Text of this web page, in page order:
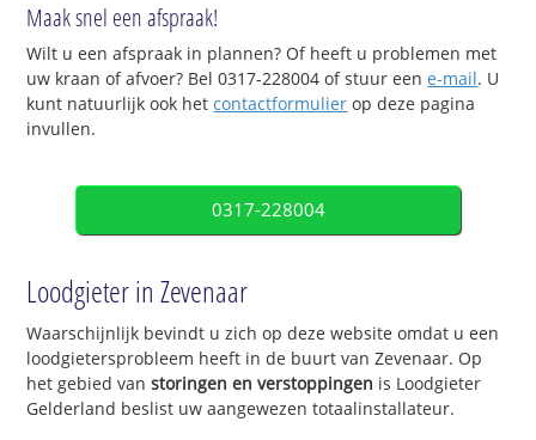
Maak snel een afspraak!
Wilt u een afspraak in plannen? Of heeft u problemen met
uw kraan of afvoer? Bel 0317-228004 of stuur eene-mail. U
kunt natuurlijk ook hetcontactformulier op deze pagina
invullen.
0317-228004
Loodgieter in Zevenaar
Waarschijnlijk bevindt u zich op deze website omdat u een
loodgietersprobleem heeft in de buurt van Zevenaar. Op
het gebied vanstoringen en verstoppingen is Loodgieter
Gelderland beslist uw aangewezen totaalinstallateur.